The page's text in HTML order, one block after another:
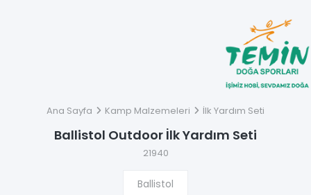
Ana Sayfa Kamp Malzemeleri İlk Yardım Seti
Ballistol Outdoor İlk Yardım Seti
21940
Ballistol